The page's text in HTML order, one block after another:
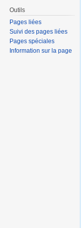
Outils
Pages liées
Suivi des pages liées
Pages spéciales
Information sur la page